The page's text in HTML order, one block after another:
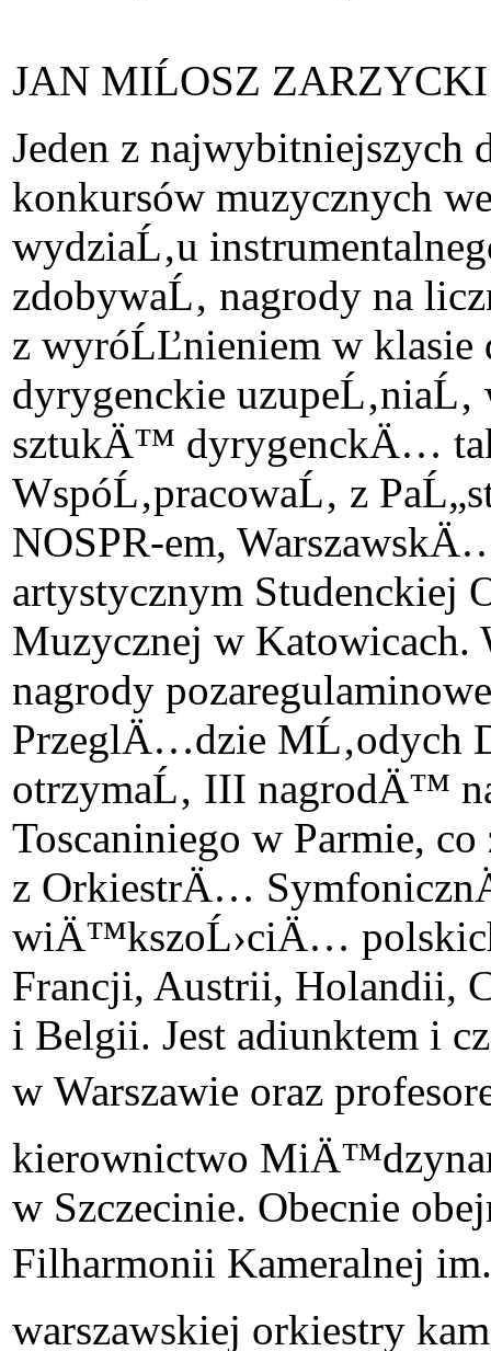
JAN MIĹOSZ ZARZYCKI
Jeden z
konkursów muzycznych
wydziaĹ‚u
zdobywaĹ‚ nagrody na
z wyróĹĽnieniem w klasie
dyrygenckie
sztukÄ™ dyrygenckÄ…
WspóĹ‚pracowaĹ‚ z
NOSPR-em,
artystycznym Studenckiej
Muzycznej w Katowicach.
nagrody
PrzeglÄ…dzie MĹ‚odych
otrzymaĹ‚ III nagrodÄ™
Toscaniniego w Parmie,
z OrkiestrÄ…
wiÄ™kszoĹ›ciÄ…
Francji, Austrii, Holandii,
i Belgii. Jest adiunktem i
w Warszawie oraz
kierownictwo
w Szczecinie. Obecnie
Filharmonii Kameralnej
warszawskiej orkiestry